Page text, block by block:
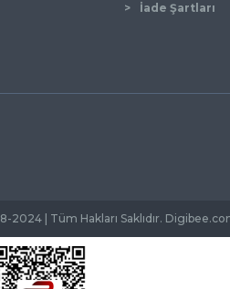
İade Şartları
| Tüm Hakları Saklıdır.